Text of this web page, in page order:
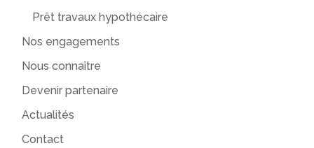
Prêt travaux hypothécaire
Nos engagements
Nous connaître
Devenir partenaire
Actualités
Contact